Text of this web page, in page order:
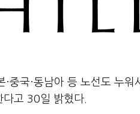
·중국·동남아 등 노선도 누워
고 30일 밝혔다.